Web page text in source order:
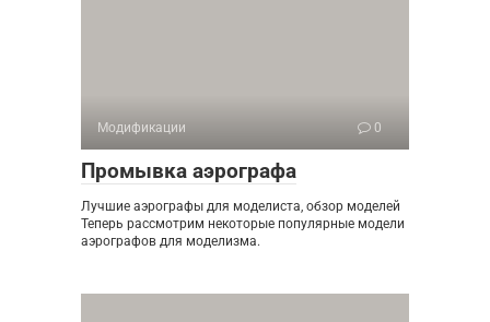
Модификации 0
Промывка аэрографа
Лучшие аэрографы для моделиста, обзор моделей
Теперь рассмотрим некоторые популярные модели
аэрографов для моделизма.